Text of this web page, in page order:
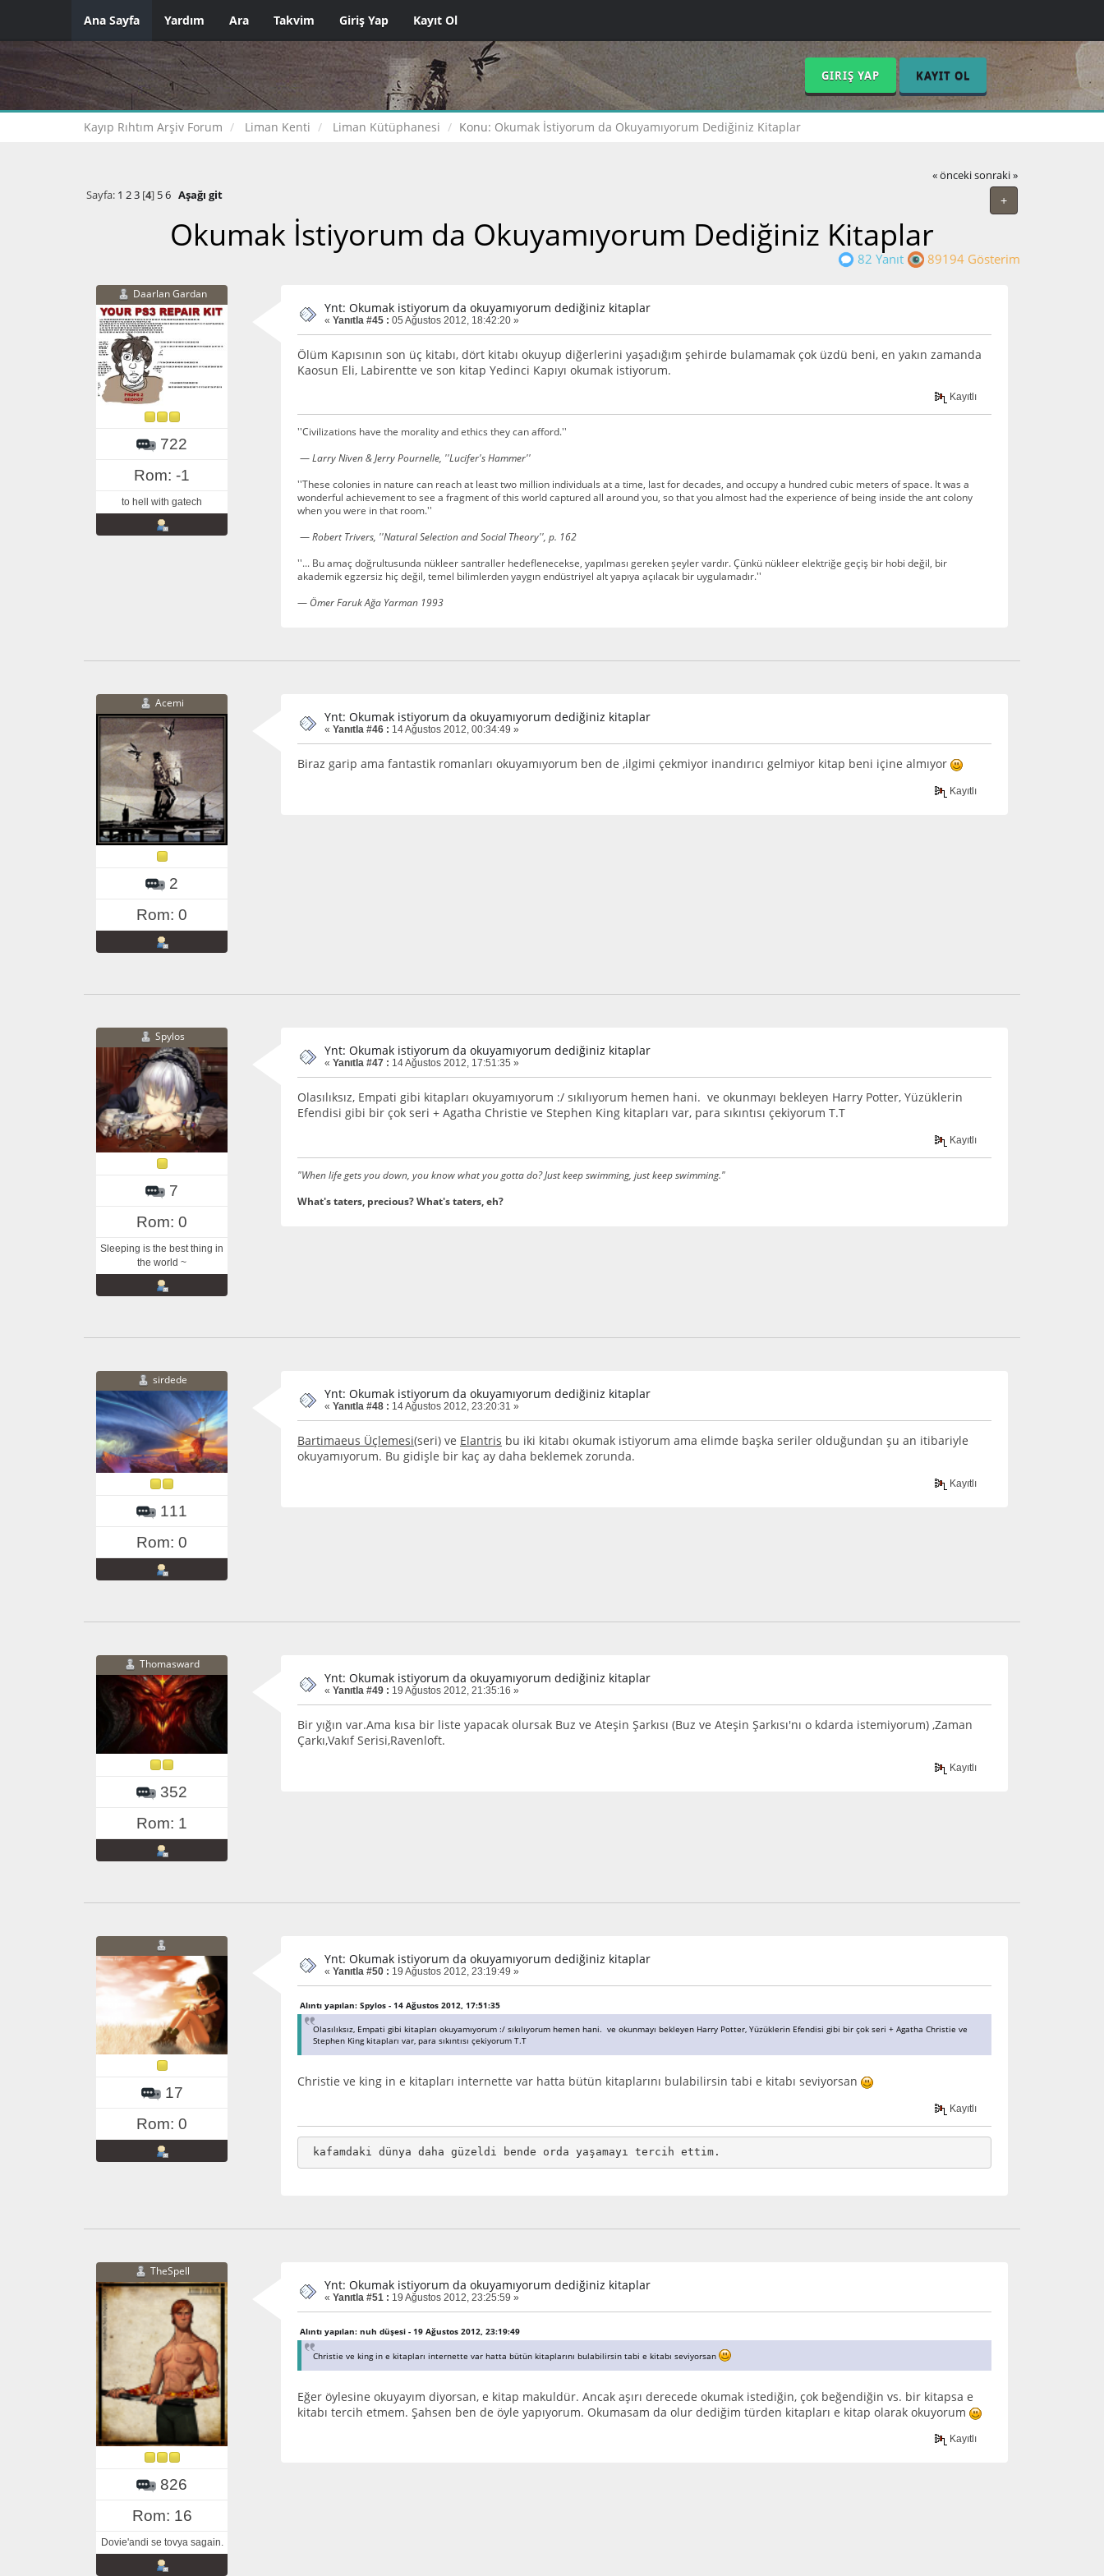
Ana Sayfa Yardım Ara Takvim Giriş Yap Kayıt Ol
GIRIŞ YAP KAYIT OL
Kayıp Rıhtım Arşiv Forum Liman Kenti Liman Kütüphanesi Konu: Okumak İstiyorum da Okuyamıyorum Dediğiniz Kitaplar
« önceki sonraki »
+
Sayfa: 1 2 3[4] 5 6 Aşağı git
Okumak İstiyorum da Okuyamıyorum Dediğiniz Kitaplar
82 Yanıt 89194 Gösterim
Daarlan Gardan
722
Rom: -1
to hell with gatech
Ynt: Okumak istiyorum da okuyamıyorum dediğiniz kitaplar
« Yanıtla #45 : 05 Ağustos 2012, 18:42:20 »
Ölüm Kapısının son üç kitabı, dört kitabı okuyup diğerlerini yaşadığım şehirde bulamamak çok üzdü beni, en yakın zamanda
Kaosun Eli, Labirentte ve son kitap Yedinci Kapıyı okumak istiyorum.
Kayıtlı
''Civilizations have the morality and ethics they can afford.''
—Larry Niven & Jerry Pournelle, ''Lucifer's Hammer''
''These colonies in nature can reach at least two million individuals at a time, last for decades, and occupy a hundred cubic meters of space. It was a
wonderful achievement to see a fragment of this world captured all around you, so that you almost had the experience of being inside the ant colony
when you were in that room.''
—Robert Trivers, ''Natural Selection and Social Theory'', p. 162
''... Bu amaç doğrultusunda nükleer santraller hedeflenecekse, yapılması gereken şeyler vardır. Çünkü nükleer elektriğe geçiş bir hobi değil, bir
akademik egzersiz hiç değil, temel bilimlerden yaygın endüstriyel alt yapıya açılacak bir uygulamadır.''
— Ömer Faruk Ağa Yarman 1993
Acemi
2
Rom: 0
Ynt: Okumak istiyorum da okuyamıyorum dediğiniz kitaplar
« Yanıtla #46 : 14 Ağustos 2012, 00:34:49 »
Biraz garip ama fantastik romanları okuyamıyorum ben de ,ilgimi çekmiyor inandırıcı gelmiyor kitap beni içine almıyor
Kayıtlı
Spylos
7
Rom: 0
Sleeping is the best thing in
the world ~
Ynt: Okumak istiyorum da okuyamıyorum dediğiniz kitaplar
« Yanıtla #47 : 14 Ağustos 2012, 17:51:35 »
Olasılıksız, Empati gibi kitapları okuyamıyorum :/ sıkılıyorum hemen hani. ve okunmayı bekleyen Harry Potter, Yüzüklerin
Efendisi gibi bir çok seri + Agatha Christie ve Stephen King kitapları var, para sıkıntısı çekiyorum T.T
Kayıtlı
"When life gets you down, you know what you gotta do? Just keep swimming, just keep swimming."
What's taters, precious? What's taters, eh?
sirdede
111
Rom: 0
Ynt: Okumak istiyorum da okuyamıyorum dediğiniz kitaplar
« Yanıtla #48 : 14 Ağustos 2012, 23:20:31 »
Bartimaeus Üçlemesi(seri) ve Elantris bu iki kitabı okumak istiyorum ama elimde başka seriler olduğundan şu an itibariyle
okuyamıyorum. Bu gidişle bir kaç ay daha beklemek zorunda.
Kayıtlı
Thomasward
352
Rom: 1
Ynt: Okumak istiyorum da okuyamıyorum dediğiniz kitaplar
« Yanıtla #49 : 19 Ağustos 2012, 21:35:16 »
Bir yığın var.Ama kısa bir liste yapacak olursak Buz ve Ateşin Şarkısı (Buz ve Ateşin Şarkısı'nı o kdarda istemiyorum) ,Zaman
Çarkı,Vakıf Serisi,Ravenloft.
Kayıtlı
17
Rom: 0
Ynt: Okumak istiyorum da okuyamıyorum dediğiniz kitaplar
« Yanıtla #50 : 19 Ağustos 2012, 23:19:49 »
Alıntı yapılan: Spylos - 14 Ağustos 2012, 17:51:35
Olasılıksız, Empati gibi kitapları okuyamıyorum :/ sıkılıyorum hemen hani. ve okunmayı bekleyen Harry Potter, Yüzüklerin Efendisi gibi bir çok seri + Agatha Christie ve
Stephen King kitapları var, para sıkıntısı çekiyorum T.T
Christie ve king in e kitapları internette var hatta bütün kitaplarını bulabilirsin tabi e kitabı seviyorsan
Kayıtlı
kafamdaki dünya daha güzeldi bende orda yaşamayı tercih ettim.
TheSpell
826
Rom: 16
Dovie'andi se tovya sagain.
Ynt: Okumak istiyorum da okuyamıyorum dediğiniz kitaplar
« Yanıtla #51 : 19 Ağustos 2012, 23:25:59 »
Alıntı yapılan: nuh düşesi - 19 Ağustos 2012, 23:19:49
Christie ve king in e kitapları internette var hatta bütün kitaplarını bulabilirsin tabi e kitabı seviyorsan
Eğer öylesine okuyayım diyorsan, e kitap makuldür. Ancak aşırı derecede okumak istediğin, çok beğendiğin vs. bir kitapsa e
kitabı tercih etmem. Şahsen ben de öyle yapıyorum. Okumasam da olur dediğim türden kitapları e kitap olarak okuyorum
Kayıtlı